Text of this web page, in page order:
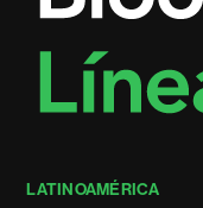
LATINOAMÉRICA